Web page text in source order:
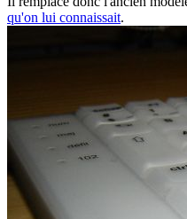
qu'on lui connaissait.